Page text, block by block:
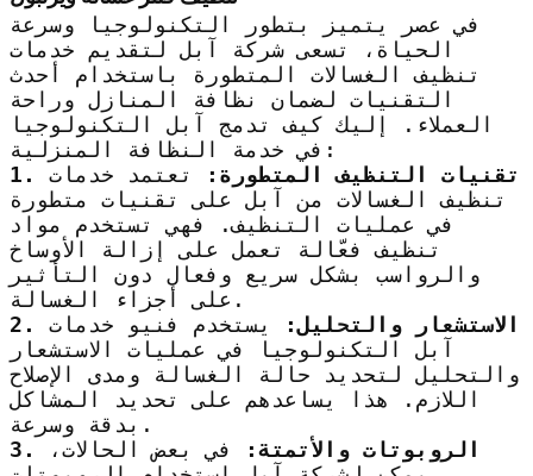
في عصر يتميز بتطور التكنولوجيا وسرعة
الحياة، تسعى شركة آبل لتقديم خدمات
تنظيف الغسالات المتطورة باستخدام أحدث
التقنيات لضمان نظافة المنازل وراحة
العملاء. إليك كيف تدمج آبل التكنولوجيا
في خدمة النظافة المنزلية:
1. تقنيات التنظيف المتطورة:
تعتمد خدمات
تنظيف الغسالات من آبل على تقنيات متطورة
في عمليات التنظيف. فهي تستخدم مواد
تنظيف فعّالة تعمل على إزالة الأوساخ
والرواسب بشكل سريع وفعال دون التأثير
على أجزاء الغسالة.
2. الاستشعار والتحليل:
يستخدم فنيو خدمات
آبل التكنولوجيا في عمليات الاستشعار
والتحليل لتحديد حالة الغسالة ومدى الإصلاح
اللازم. هذا يساعدهم على تحديد المشاكل
بدقة وسرعة.
3. الروبوتات والأتمتة:
في بعض الحالات،